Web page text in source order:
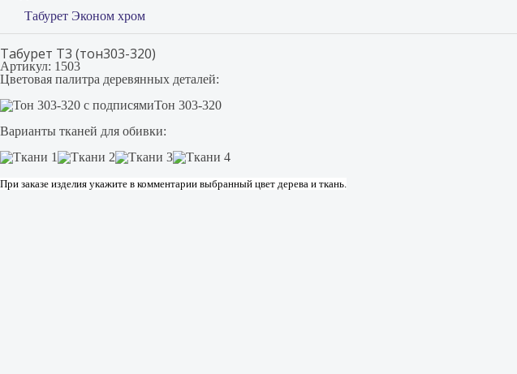
Табурет Эконом хром
Табурет Т3 (тон303-320)
Артикул: 1503
Цветовая палитра деревянных деталей:
Тон 303-320
Варианты тканей для обивки:
При заказе изделия укажите в комментарии выбранный цвет дерева и ткань.